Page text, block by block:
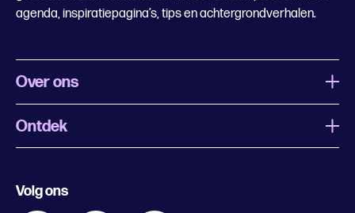
agenda, inspiratiepagina’s, tips en achtergrondverhalen.
Over ons
Wat is Uitagenda Rotterdam
Contact
Ontdek
Kids
Volg ons